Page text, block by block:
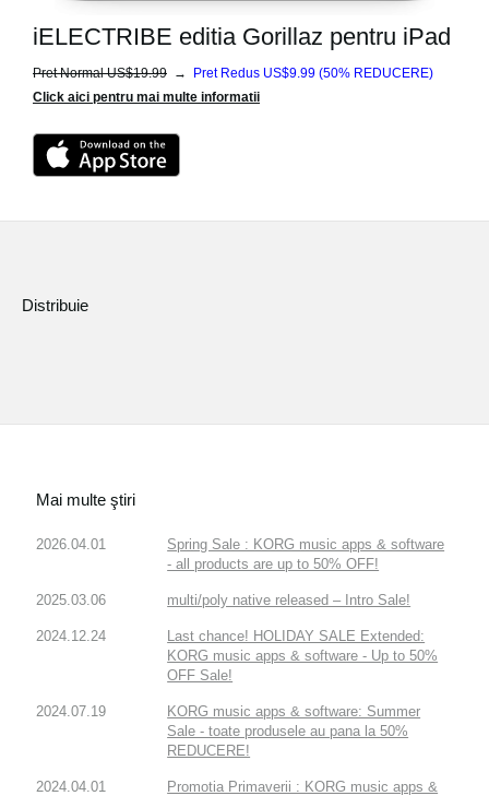
iELECTRIBE editia Gorillaz pentru iPad
Pret Normal US$19.99 → Pret Redus US$9.99 (50% REDUCERE)
Click aici pentru mai multe informatii
Distribuie
Mai multe ştiri
2026.04.01
Spring Sale : KORG music apps & software
- all products are up to 50% OFF!
2025.03.06 multi/poly native released – Intro Sale!
2024.12.24
Last chance! HOLIDAY SALE Extended:
KORG music apps & software - Up to 50%
OFF Sale!
2024.07.19
KORG music apps & software: Summer
Sale - toate produsele au pana la 50%
REDUCERE!
2024.04.01
Promotia Primaverii : KORG music apps &